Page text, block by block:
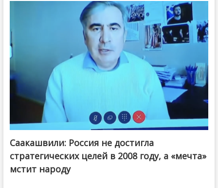
Саакашвили: Россия не достигла
стратегических целей в 2008 году, а «мечта»
мстит народу